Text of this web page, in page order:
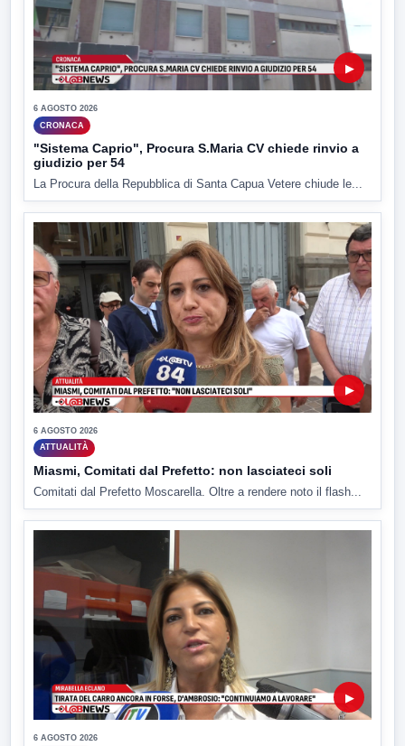
▶
6 AGOSTO 2026
CRONACA
"Sistema Caprio", Procura S.Maria CV chiede rinvio a
giudizio per 54
La Procura della Repubblica di Santa Capua Vetere chiude le...
▶
6 AGOSTO 2026
ATTUALITÀ
Miasmi, Comitati dal Prefetto: non lasciateci soli
Comitati dal Prefetto Moscarella. Oltre a rendere noto il flash...
▶
6 AGOSTO 2026